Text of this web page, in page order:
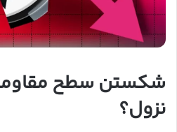
شکستن سطح مقاومت
نزول؟